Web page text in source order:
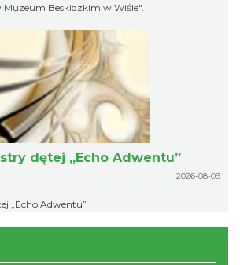
Beskidzkim w Wiśle".
dętej „Echo Adwentu”
2026-08-09
„Echo Adwentu”